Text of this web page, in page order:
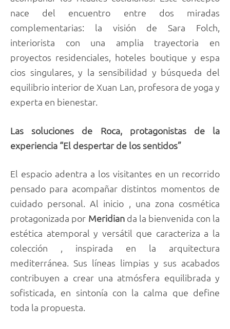
nace del encuentro entre dos miradas
complementarias: la visión de Sara Folch,
interiorista con una amplia trayectoria en
proyectos residenciales, hoteles boutique y espa
cios singulares, y la sensibilidad y búsqueda del
equilibrio interior de Xuan Lan, profesora de yoga y
experta en bienestar.
Las soluciones de Roca, protagonistas de la
experiencia “El despertar de los sentidos”
El espacio adentra a los visitantes en un recorrido
pensado para acompañar distintos momentos de
cuidado personal. Al inicio , una zona cosmética
protagonizada por Meridianda la bienvenida con la
estética atemporal y versátil que caracteriza a la
colección , inspirada en la arquitectura
mediterránea. Sus líneas limpias y sus acabados
contribuyen a crear una atmósfera equilibrada y
sofisticada, en sintonía con la calma que define
toda la propuesta.